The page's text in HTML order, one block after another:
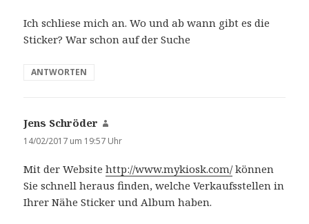
t
:
Ich schliese mich an. Wo und ab wann gibt es die
Sticker? War schon auf der Suche
ANTWORTEN
Jens Schröder
a
t
:
14/02/2017 um 19:57 Uhr
Mit der Websitehttp://www.mykiosk.com/können
Sie schnell heraus finden, welche Verkaufsstellen in
Ihrer Nähe Sticker und Album haben.